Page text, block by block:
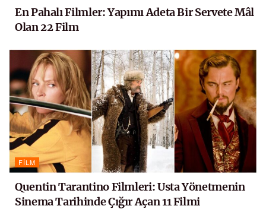
En Pahalı Filmler: Yapımı Adeta Bir Servete Mâl
Olan 22 Film
FILM
Quentin Tarantino Filmleri: Usta Yönetmenin
Sinema Tarihinde Çığır Açan 11 Filmi